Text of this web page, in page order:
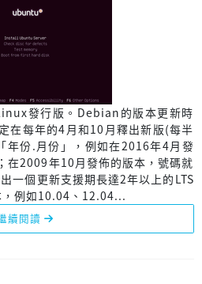
發行版。Debian的版本更新時
在每年的4月和10月釋出新版(每半
年份.月份」，例如在2016年4月發
在2009年10月發佈的版本，號碼就
一個更新支援期長達2年以上的LTS
例如10.04、12.04...
續閱讀